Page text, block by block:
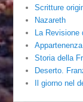
Scritture
Nazareth
La Revisione
Storia della
Deserto.
Il giorno nel